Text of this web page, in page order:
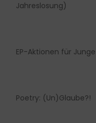
Jahreslosung)
EP-Aktionen für
Poetry: (Un)Glaube?!